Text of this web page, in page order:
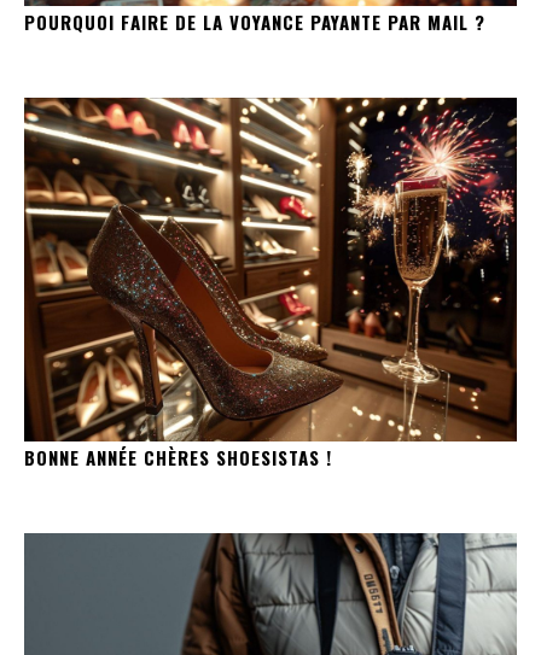
POURQUOI FAIRE DE LA VOYANCE PAYANTE PAR MAIL ?
BONNE ANNÉE CHÈRES SHOESISTAS !